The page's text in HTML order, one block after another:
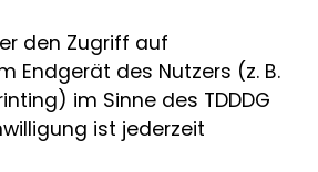
den Zugriff auf
Endgerät des Nutzers (z. B.
im Sinne des TDDDG
ist jederzeit